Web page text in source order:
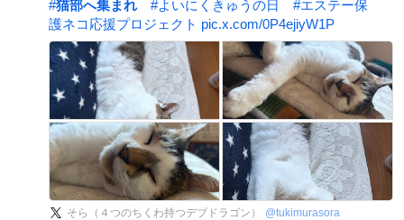
#猫部へ集まれ #よいにくきゅうの日 #エステー保
護ネコ応援プロジェクト pic.x.com/0P4ejiyW1P
そら（４つのちくわ持つデブドラゴン） @tukimurasora